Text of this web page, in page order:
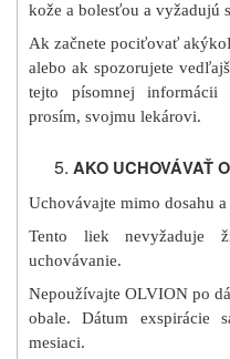
kože a bolesťou a vyžadujú
Ak začnete pociťovať
alebo ak spozorujete
tejto písomnej informácii
prosím, svojmu lekárovi.
AKO UCHOVÁVAŤ
Uchovávajte mimo dosahu
Tento liek nevyžaduje
uchovávanie.
Nepoužívajte OLVION po
obale. Dátum exspirácie
mesiaci.